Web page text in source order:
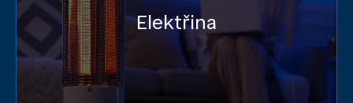
Elektřina